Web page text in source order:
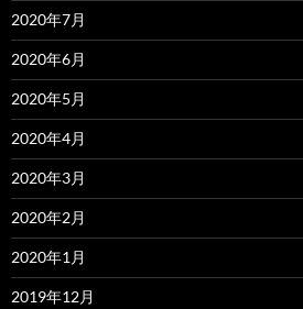
2020年7月
2020年6月
2020年5月
2020年4月
2020年3月
2020年2月
2020年1月
2019年12月